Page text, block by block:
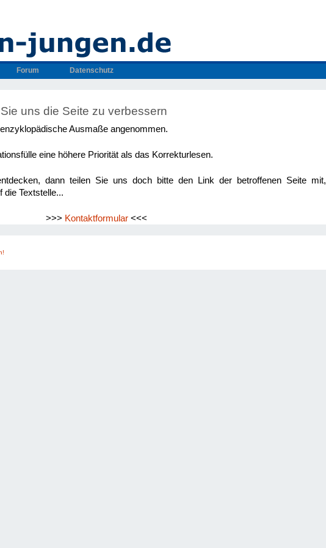
Forum Datenschutz
uns die Seite zu verbessern
Ausmaße angenommen.
eine höhere Priorität als das Korrekturlesen.
dann teilen Sie uns doch bitte den Link der betroffenen Seite mit,
Textstelle...
>>> Kontaktformular <<<